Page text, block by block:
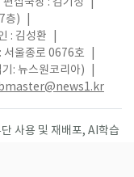
층)
: 김성환
서울종로 0676호
: 뉴스원코리아)
용 및 재배포, AI학습